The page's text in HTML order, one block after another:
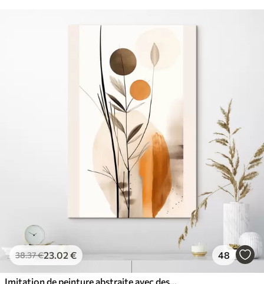
38.37€23.02 € 48
Imitation de peinture abstraite avec des cercles orange et gris, des feuilles et des branches, style moderne, effet aquarelle